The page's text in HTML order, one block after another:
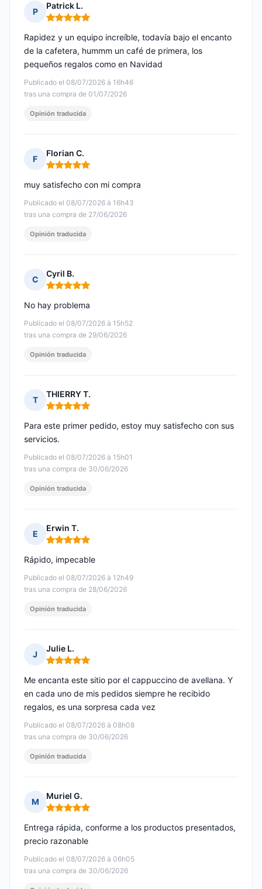
P
Patrick L.
Nota: 5 de 5
Publicado el 08/07/2026 à 16h46
tras una compra de 01/07/2026
Rapidez y un equipo increíble, todavía bajo el encanto
de la cafetera, hummm un café de primera, los
pequeños regalos como en Navidad
Opinión traducida
F
Florian C.
Nota: 5 de 5
Publicado el 08/07/2026 à 16h43
tras una compra de 27/06/2026
muy satisfecho con mi compra
Opinión traducida
C
Cyril B.
Nota: 5 de 5
Publicado el 08/07/2026 à 15h52
tras una compra de 29/06/2026
No hay problema
Opinión traducida
T
THIERRY T.
Nota: 5 de 5
Publicado el 08/07/2026 à 15h01
tras una compra de 30/06/2026
Para este primer pedido, estoy muy satisfecho con sus
servicios.
Opinión traducida
E
Erwin T.
Nota: 5 de 5
Publicado el 08/07/2026 à 12h49
tras una compra de 28/06/2026
Rápido, impecable
Opinión traducida
J
Julie L.
Nota: 5 de 5
Publicado el 08/07/2026 à 08h08
tras una compra de 30/06/2026
Me encanta este sitio por el cappuccino de avellana. Y
en cada uno de mis pedidos siempre he recibido
regalos, es una sorpresa cada vez
Opinión traducida
M
Muriel G.
Nota: 5 de 5
Publicado el 08/07/2026 à 06h05
tras una compra de 30/06/2026
Entrega rápida, conforme a los productos presentados,
precio razonable